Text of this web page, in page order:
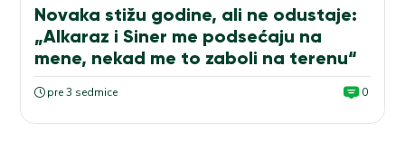
Novaka stižu godine, ali ne odustaje:
„Alkaraz i Siner me podsećaju na
mene, nekad me to zaboli na terenu“
pre 3 sedmice 0